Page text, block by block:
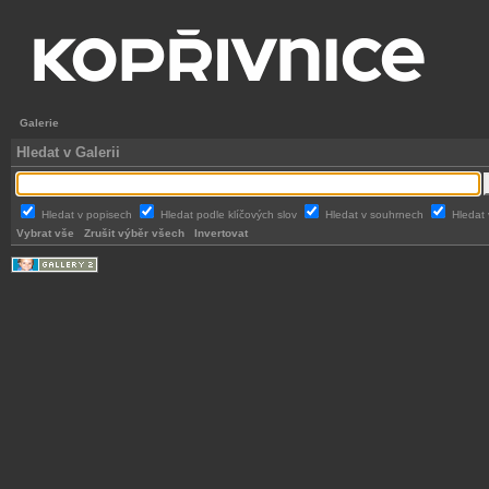
Galerie
Hledat v Galerii
Hledat v popisech Hledat podle klíčových slov Hledat v souhrnech Hledat
Vybrat vše
Zrušit výběr všech Invertovat